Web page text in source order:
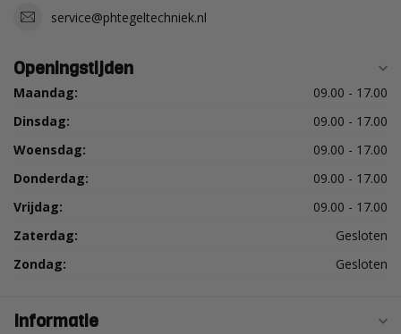
service@phtegeltechniek.nl
Openingstijden
Maandag:
09.00 - 17.00
Dinsdag:
09.00 - 17.00
Woensdag:
09.00 - 17.00
Donderdag:
09.00 - 17.00
Vrijdag:
09.00 - 17.00
Zaterdag:
Gesloten
Zondag:
Gesloten
Informatie